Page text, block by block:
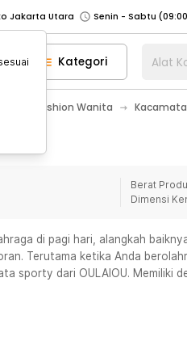
Jakarta Utara
Tangerang
Cikupa
n Go Jakarta Barat
Senin - Jumat
n Go Bekasi
Senin - Jumat (08:00 -
Senin - Jumat (08:00
Senin - Sabtu
Senin - Sabtu
Tangerang
Cikupa
n Go Jakarta Barat
Senin - Jumat
Senin - Jumat (08:00
Kategori Alat
Fashion Wanita
Berat
Dimensi
di pagi hari, alangkah
Terutama ketika Anda
sporty dari OULAIOU. Memiliki